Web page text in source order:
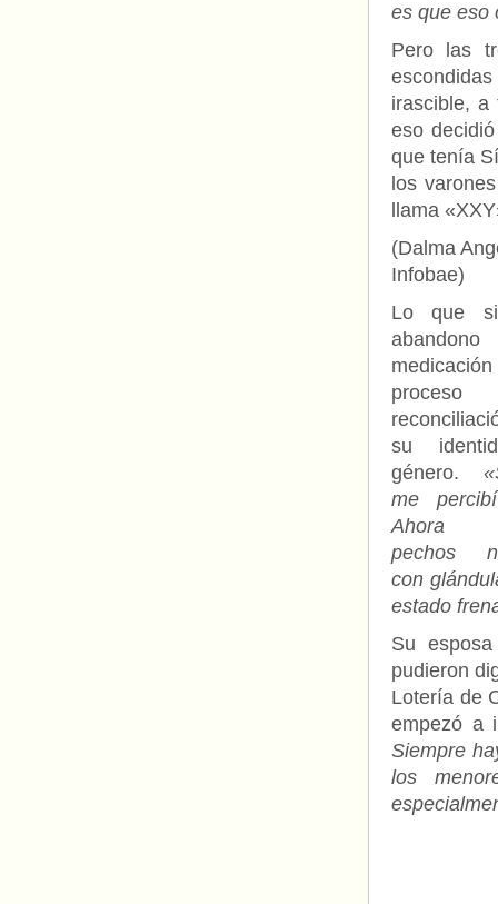
es que eso
Pero las
irascible, a
eso
que tenía
los
llama
(Dalma
Infobae)
Lo que
su
género.
me
Ahora
pechos
con
estado
Su
pudieron
Lotería de
empezó a
Siempre
los